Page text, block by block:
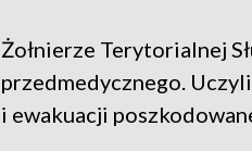
Żołnierze Terytorialnej
przedmedycznego.
i ewakuacji